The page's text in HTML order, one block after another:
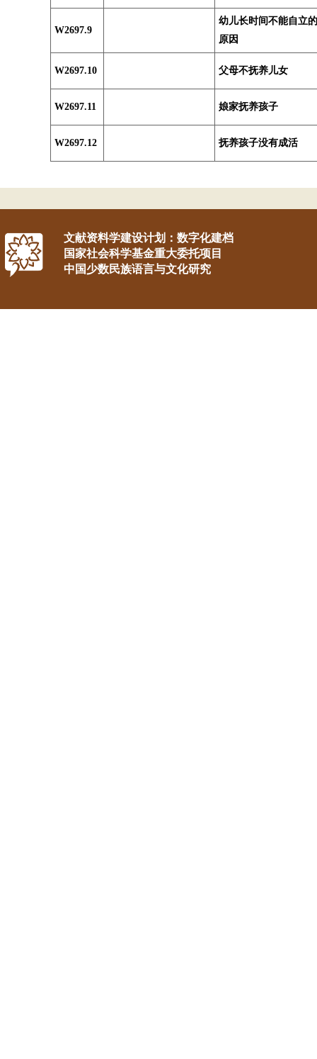
W2697.9
幼儿长时间不能自立的
原因
W2697.10 父母不抚养儿女
W2697.11 娘家抚养孩子
W2697.12 抚养孩子没有成活
文献资料学建设计划：数字化建档
国家社会科学基金重大委托项目
中国少数民族语言与文化研究